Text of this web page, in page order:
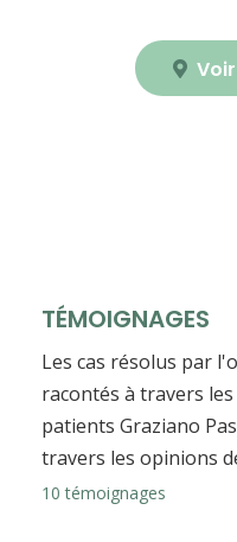
TÉMOIGNAGES
Les cas résolus par
racontés à travers les
patients Graziano
travers les opinions
10 témoignages